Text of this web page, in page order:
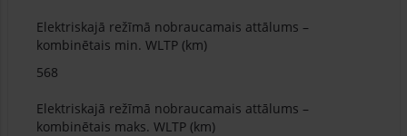
Elektriskajā režīmā nobraucamais attālums –
kombinētais min. WLTP (km)
568
Elektriskajā režīmā nobraucamais attālums –
kombinētais maks. WLTP (km)